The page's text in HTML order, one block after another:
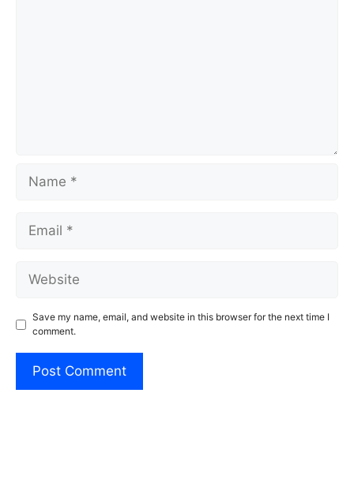
Name
Email
Website
Save my name, email, and website in this browser for the next time I
comment.